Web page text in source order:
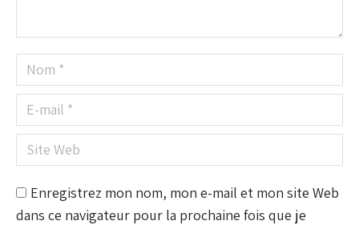
Nom *
E-mail *
Site Web
Enregistrez mon nom, mon e-mail et mon site Web
dans ce navigateur pour la prochaine fois que je